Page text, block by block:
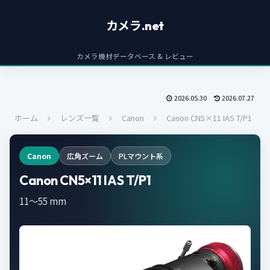
カメラ.net
カメラ機材データベース & レビュー
2026.05.30 2026.07.27
ホーム レンズ一覧 Canon Canon CN5×11 IAS T/P1
Canon 広角ズーム PLマウント系
Canon CN5×11 IAS T/P1
11〜55 mm